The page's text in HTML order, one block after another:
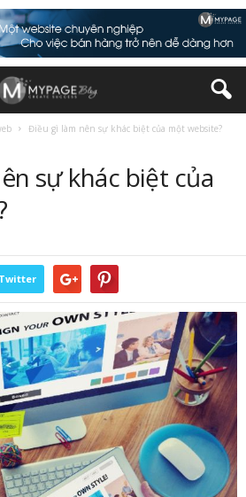
Điều gì làm nên sự khác biệt của một website?
sự khác biệt của
Twitter